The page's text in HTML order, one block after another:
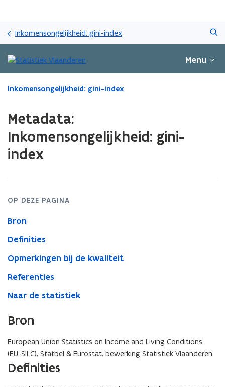
naar
gaan
Inkomensongelijkheid: gini-index
Menu
Gedaan
bevindt
zich
op:
Metadata:
Inkomensongelijkheid: gini-index
Metadata:
Inkomensongelijkheid: gini-
index
OP DEZE PAGINA
Bron
Definities
Opmerkingen bij de kwaliteit
Referenties
Naar de statistiek
Bron
European Union Statistics on Income and Living Conditions
(EU-SILC), Statbel & Eurostat, bewerking Statistiek Vlaanderen
Definities